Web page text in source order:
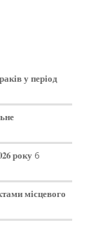
у період
року 6
місцевого